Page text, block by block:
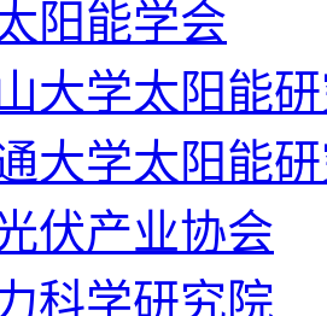
阳能学会
大学太阳能
大学太阳能
伏产业协会
科学研究院